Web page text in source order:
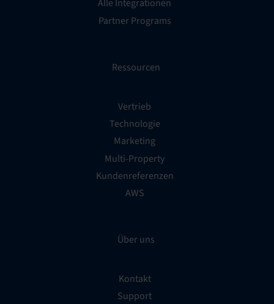
Alle Integrationen
Partner Programs
Ressourcen
Vertrieb
Technologie
Marketing
Multi-Property
Kundenreferenzen
AWS
Über uns
Kontakt
Support